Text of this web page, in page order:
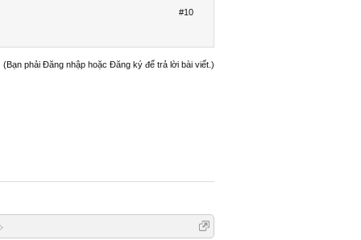
#10
(Bạn phải Đăng nhập hoặc Đăng ký để trả lời bài viết.)